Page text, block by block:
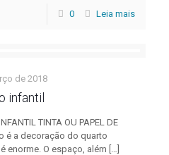
0 Leia mais
de 2018
infantil
TINTA OU PAPEL DE
é a decoração do quarto
enorme. O espaço, além […]